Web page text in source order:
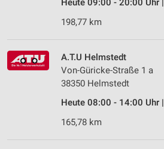
Heute 09:00 - 20:00 Uhr |
198,77 km
A.T.U Helmstedt
Von-Güricke-Straße 1 a
38350 Helmstedt
Heute 08:00 - 14:00 Uhr |
165,78 km